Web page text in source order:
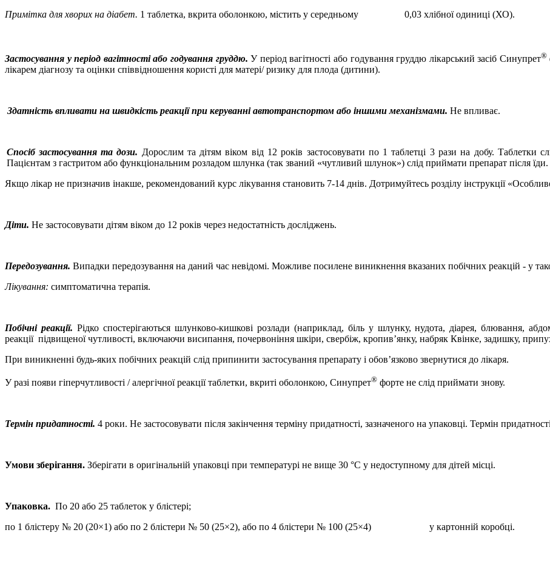
Примітка для хворих на діабет. 1 таблетка, вкрита оболонкою, містить у середньому 0,03 хлібної одиниці (ХО).
Застосування у період вагітності або годування груддю. У період вагітності або годування груддю лікарський засіб Синупрет®
лікарем діагнозу та оцінки співвідношення користі для матері/ ризику для плода (дитини).
Здатність впливати на швидкість реакції при керуванні автотранспортом або іншими механізмами. Не впливає.
Спосіб застосування та дози. Дорослим та дітям віком від 12 років застосовувати по 1 таблетці 3 рази на добу. Таблетки
Пацієнтам з гастритом або функціональним розладом шлунка (так званий «чутливий шлунок») слід приймати препарат після їди.
Якщо лікар не призначив інакше, рекомендований курс лікування становить 7-14 днів. Дотримуйтесь розділу інструкції «
Діти. Не застосовувати дітям віком до 12 років через недостатність досліджень.
Передозування. Випадки передозування на даний час невідомі. Можливе посилене виникнення вказаних побічних реакцій - у
Лікування: симптоматична терапія.
Побічні реакції. Рідко спостерігаються шлунково-кишкові розлади (наприклад, біль у шлунку, нудота, діарея, блювання,
реакції підвищеної чутливості, включаючи висипання, почервоніння шкіри, свербіж, кропив’янку, набряк Квінке, задишку,
При виникненні будь-яких побічних реакцій слід припинити застосування препарату і обов’язково звернутися до лікаря.
У разі появи гіперчутливості / алергічної реакції таблетки, вкриті оболонкою, Синупрет® форте не слід приймати знову.
Термін придатності. 4 роки. Не застосовувати після закінчення терміну придатності, зазначеного на упаковці. Термін
Умови зберігання. Зберігати в оригінальній упаковці при температурі не вище 30 °С у недоступному для дітей місці.
Упаковка. По 20 або 25 таблеток у блістері;
по 1 блістеру № 20 (20×1) або по 2 блістери № 50 (25×2), або по 4 блістери № 100 (25×4)
у картонній коробці.